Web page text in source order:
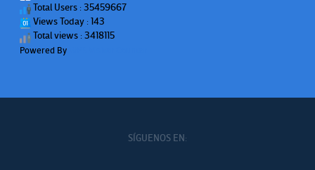
Total Users : 35459667
Views Today : 143
Total views : 3418115
Powered By
SÍGUENOS EN: